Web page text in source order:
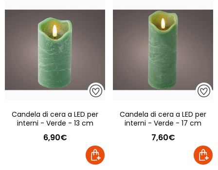
Candela di cera a LED per
interni - Verde - 13 cm
6,90€
Candela di cera a LED per
interni - Verde - 17 cm
7,60€